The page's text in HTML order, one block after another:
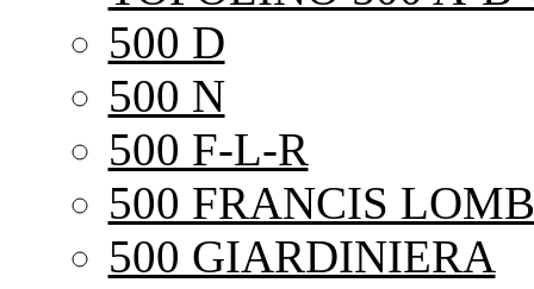
500 D
500 N
500 F-L-R
500 FRANCIS
500 GIARDINIERA